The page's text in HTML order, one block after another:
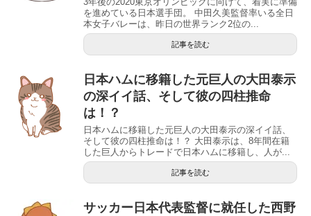
を進めている日本選手団。 中田久美監督率いる全日
本女子バレーは、昨日の世界ランク2位の...
記事を読む
日本ハムに移籍した元巨人の大田泰示
の深イイ話、そして彼の四柱推命
は！？
日本ハムに移籍した元巨人の大田泰示の深イイ話、
そして彼の四柱推命は！？ 大田泰示は、8年間在籍
した巨人からトレードで日本ハムに移籍し、人が...
記事を読む
サッカー日本代表監督に就任した西野